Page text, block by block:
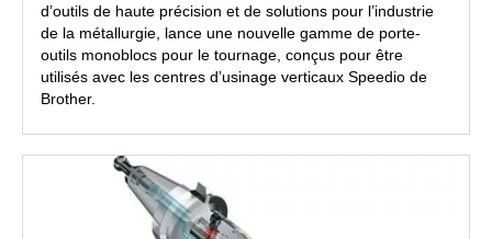
d’outils de haute précision et de solutions pour l’industrie
de la métallurgie, lance une nouvelle gamme de porte-
outils monoblocs pour le tournage, conçus pour être
utilisés avec les centres d’usinage verticaux Speedio de
Brother.